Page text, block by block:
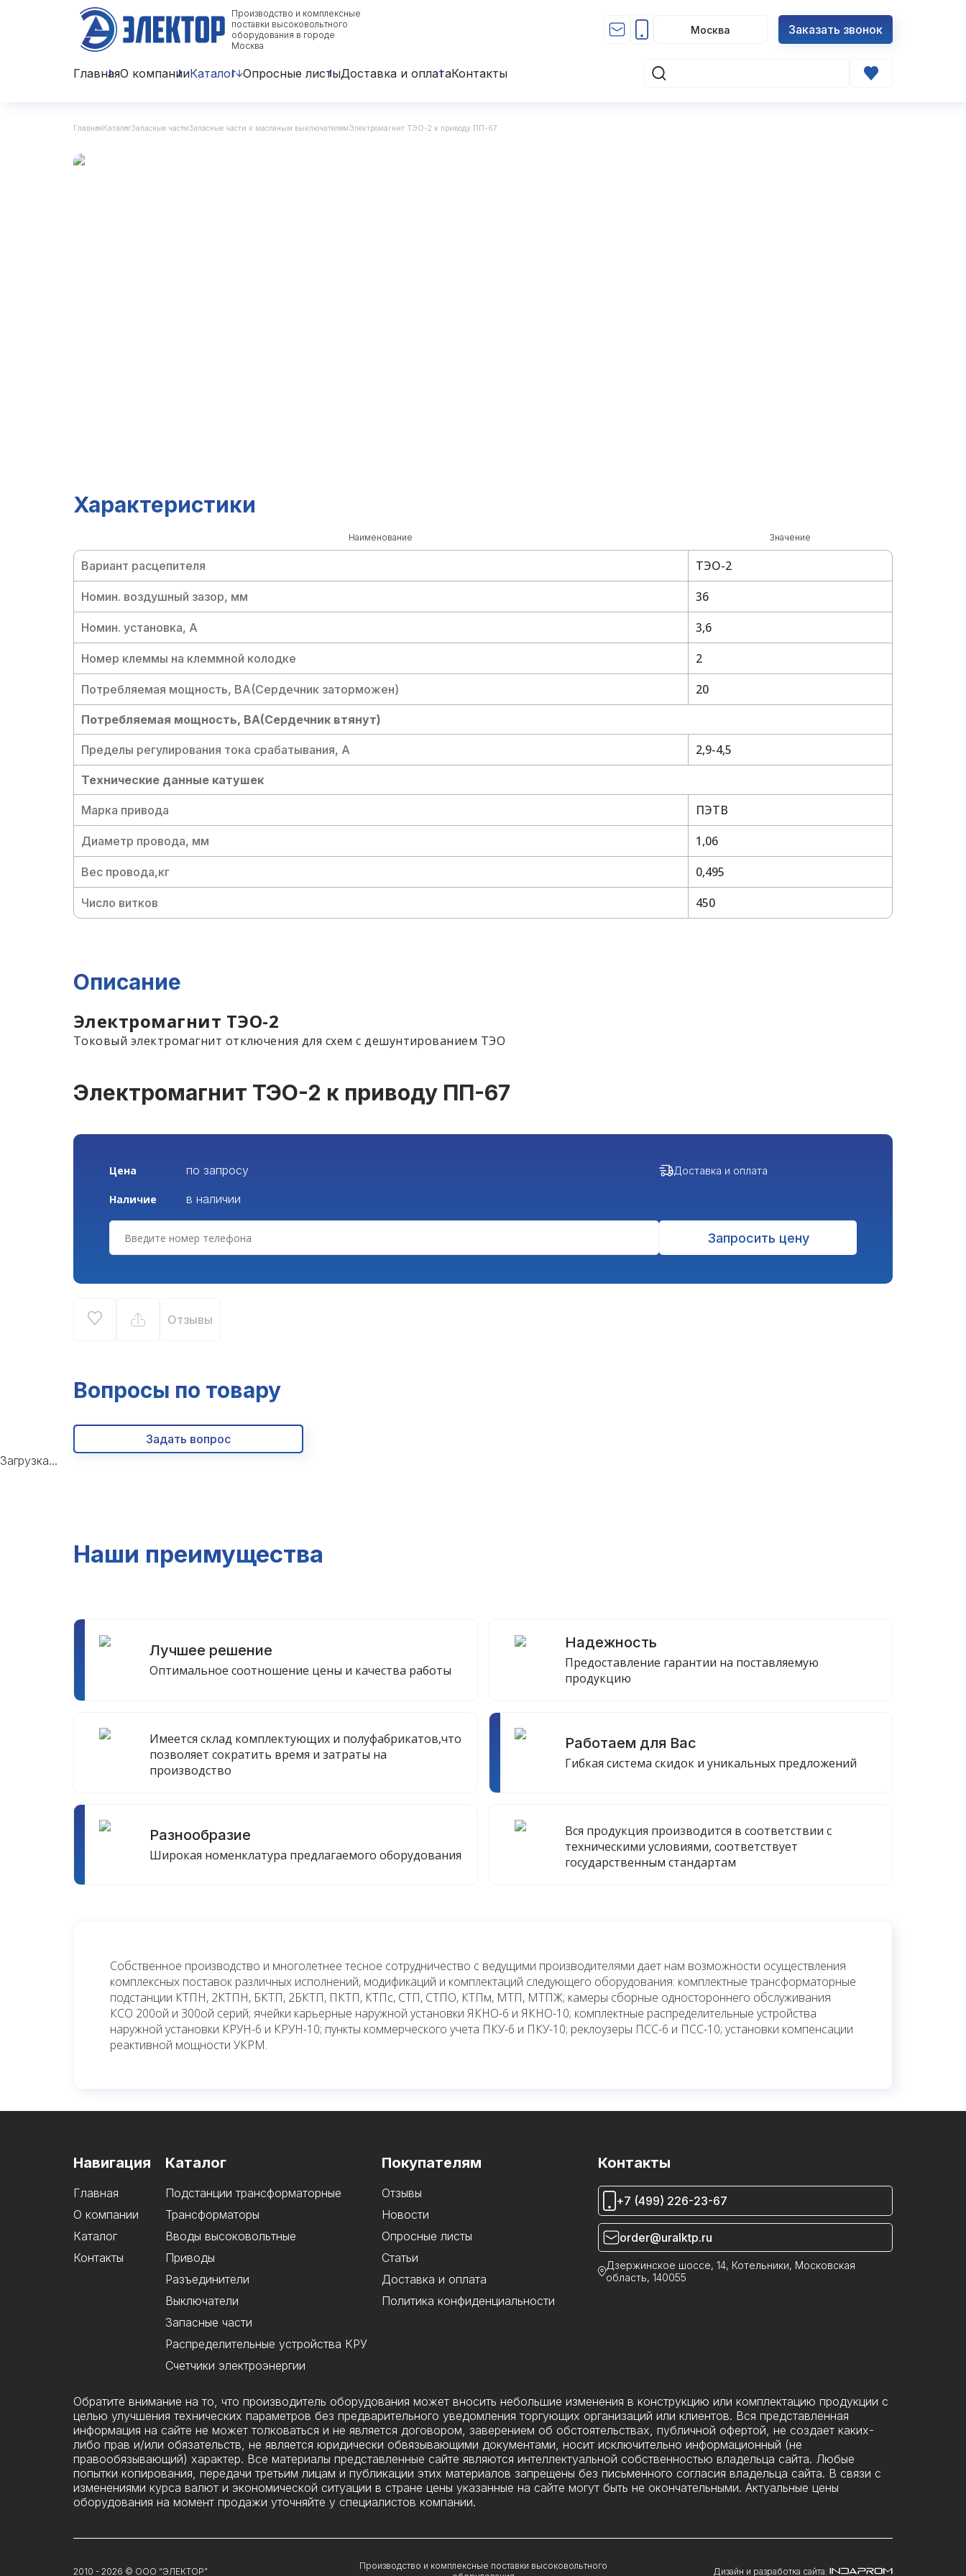
Производство и комплексные
поставки высоковольтного
оборудования в городе
Москва
Москва Заказать звонок
ГлавнаяО компанииКаталог Опросные листыДоставка и оплатаКонтакты
ГлавнаяКаталогЗапасные частиЗапасные части к масляным выключателямЭлектромагнит ТЭО-2 к приводу ПП-67
Характеристики
Наименование Значение
Вариант расцепителя ТЭО-2
Номин. воздушный зазор, мм 36
Номин. установка, A 3,6
Номер клеммы на клеммной колодке 2
Потребляемая мощность, BA(Сердечник заторможен) 20
Потребляемая мощность, BA(Сердечник втянут)
Пределы регулирования тока срабатывания, А 2,9-4,5
Технические данные катушек
Марка привода ПЭТВ
Диаметр провода, мм 1,06
Вес провода,кг 0,495
Число витков 450
Описание
Электромагнит ТЭО-2
Токовый электромагнит отключения для схем с дешунтированием ТЭО
Электромагнит ТЭО-2 к приводу ПП-67
Цена по запросу
Наличие в наличии
Доставка и оплата
Запросить цену
Отзывы
Вопросы по товару
Задать вопрос
Загрузка...
Наши преимущества
Лучшее решение
Оптимальное соотношение цены и качества работы
Надежность
Предоставление гарантии на поставляемую
продукцию
Имеется склад комплектующих и полуфабрикатов,что
позволяет сократить время и затраты на
производство
Работаем для Вас
Гибкая система скидок и уникальных предложений
Разнообразие
Широкая номенклатура предлагаемого оборудования
Вся продукция производится в соответствии с
техническими условиями, соответствует
государственным стандартам
Собственное производство и многолетнее тесное сотрудничество с ведущими производителями дает нам возможности осуществления
комплексных поставок различных исполнений, модификаций и комплектаций следующего оборудования: комплектные трансформаторные
подстанции КТПН, 2КТПН, БКТП, 2БКТП, ПКТП, КТПс, СТП, СТПО, КТПм, МТП, МТПЖ; камеры сборные одностороннего обслуживания
КСО 200ой и 300ой серий; ячейки карьерные наружной установки ЯКНО-6 и ЯКНО-10; комплектные распределительные устройства
наружной установки КРУН-6 и КРУН-10; пункты коммерческого учета ПКУ-6 и ПКУ-10; реклоузеры ПСС-6 и ПСС-10; установки компенсации
реактивной мощности УКРМ.
Навигация
Главная
О компании
Каталог
Контакты
Каталог
Подстанции трансформаторные
Трансформаторы
Вводы высоковольтные
Приводы
Разъединители
Выключатели
Запасные части
Распределительные устройства КРУ
Счетчики электроэнергии
Покупателям
Отзывы
Новости
Опросные листы
Статьи
Доставка и оплата
Политика конфиденциальности
Контакты
+7 (499) 226-23-67
order@uralktp.ru
Дзержинское шоссе, 14, Котельники, Московская
область, 140055
Обратите внимание на то, что производитель оборудования может вносить небольшие изменения в конструкцию или комплектацию продукции с
целью улучшения технических параметров без предварительного уведомления торгующих организаций или клиентов. Вся представленная
информация на сайте не может толковаться и не является договором, заверением об обстоятельствах, публичной офертой, не создает каких-
либо прав и/или обязательств, не является юридически обвязывающими документами, носит исключительно информационный (не
правообязывающий) характер. Все материалы представленные сайте являются интеллектуальной собственностью владельца сайта. Любые
попытки копирования, передачи третьим лицам и публикации этих материалов запрещены без письменного согласия владельца сайта. В связи с
изменениями курса валют и экономической ситуации в стране цены указанные на сайте могут быть не окончательными. Актуальные цены
оборудования на момент продажи уточняйте у специалистов компании.
2010 - 2026 © ООО “ЭЛЕКТОР”
Производство и комплексные поставки высоковольтного
Дизайн и разработка сайта: